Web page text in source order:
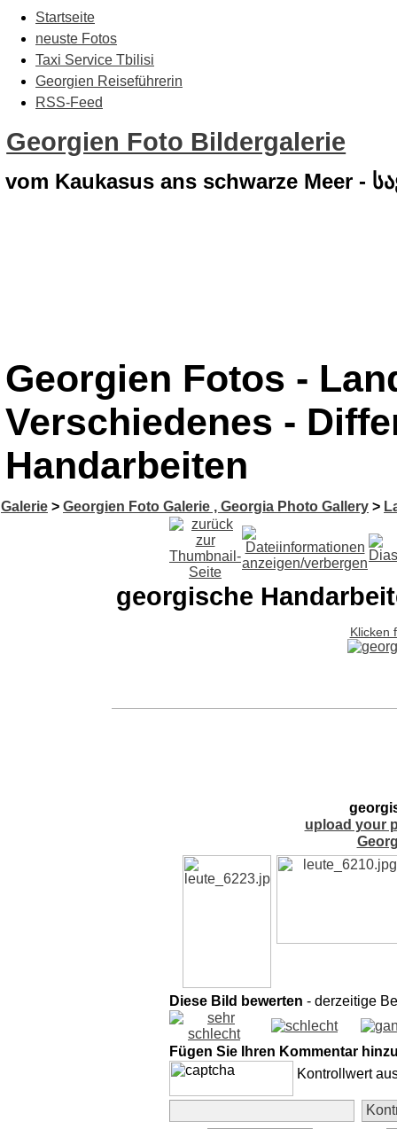
Startseite
neuste Fotos
Taxi Service Tbilisi
Georgien Reiseführerin
RSS-Feed
Georgien Foto Bildergalerie
vom Kaukasus ans schwarze Meer -
Georgien Fotos -
Verschiedenes -
Handarbeiten
Galerie > Georgien Foto Galerie , Georgia Photo Gallery >
georgische
Klicken
upload your
Diese Bild bewerten - derzeitige
Fügen Sie Ihren Kommentar
Kontrollwert